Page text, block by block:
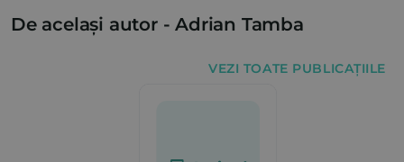
De același autor - Adrian Tamba
VEZI TOATE PUBLICAȚIILE